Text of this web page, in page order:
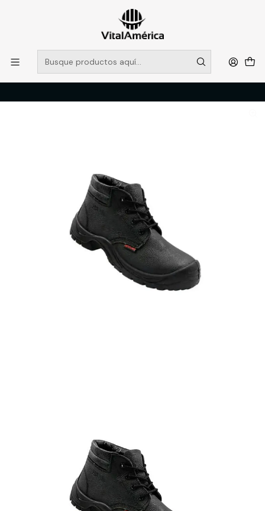
POR SISTEMA FRONTAL SOLO RETIROS EN TIENDA, DESDE
MUCHAS GRACIAS +569 5956 2237
Leer más
CALZADO
ZAPATOS DE SEGURIDAD
BOTIN BUFALO NEGRO ANTICLAVO PU-101 N°42